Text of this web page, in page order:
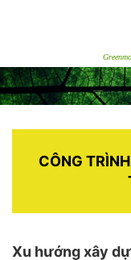
CÔNG
Xu hướng xây